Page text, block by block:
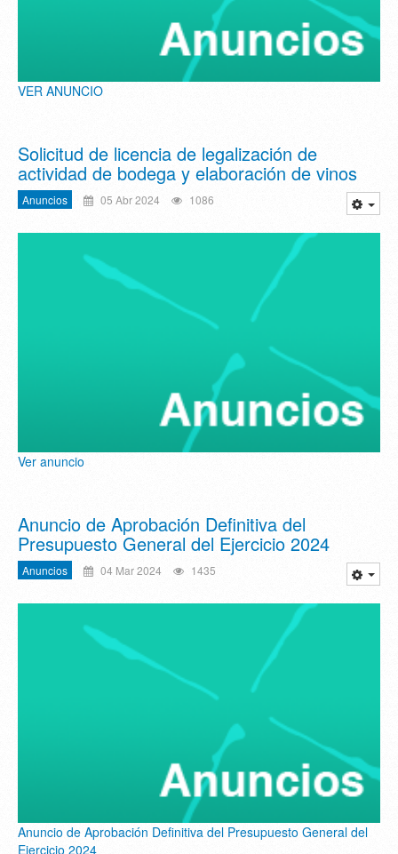
VER ANUNCIO
Solicitud de licencia de legalización de
actividad de bodega y elaboración de vinos
Anuncios 05 Abr 2024 1086
Ver anuncio
Anuncio de Aprobación Definitiva del
Presupuesto General del Ejercicio 2024
Anuncios 04 Mar 2024 1435
Anuncio de Aprobación Definitiva del Presupuesto General del
Ejercicio 2024